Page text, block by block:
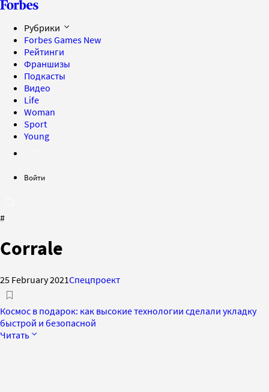
Рубрики
Forbes Games New
Рейтинги
Франшизы
Подкасты
Видео
Life
Woman
Sport
Young
Войти
#
Corrale
25 February 2021Спецпроект
Космос в подарок: как высокие технологии сделали укладку
быстрой и безопасной
Читать